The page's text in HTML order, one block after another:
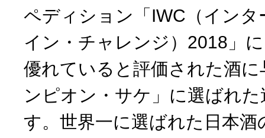
ペディション「IWC（イン
イン・チャレンジ）2018」
優れていると評価された酒
ンピオン・サケ」に選ばれ
す。世界一に選ばれた日本